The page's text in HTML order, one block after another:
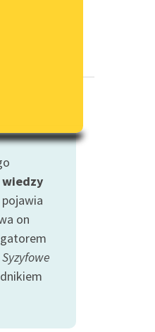
wiedzy
on
Syzyfowe